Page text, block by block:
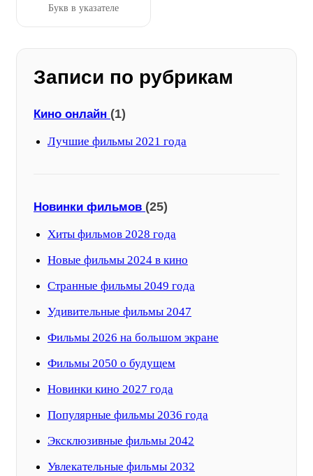
Букв в указателе
Записи по рубрикам
Кино онлайн (1)
Лучшие фильмы 2021 года
Новинки фильмов (25)
Хиты фильмов 2028 года
Новые фильмы 2024 в кино
Странные фильмы 2049 года
Удивительные фильмы 2047
Фильмы 2026 на большом экране
Фильмы 2050 о будущем
Новинки кино 2027 года
Популярные фильмы 2036 года
Эксклюзивные фильмы 2042
Увлекательные фильмы 2032